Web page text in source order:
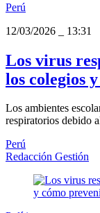
Perú
12/03/2026
13:31
Los virus
los colegios
Los ambientes
respiratorios debido
Perú
Redacción Gestión